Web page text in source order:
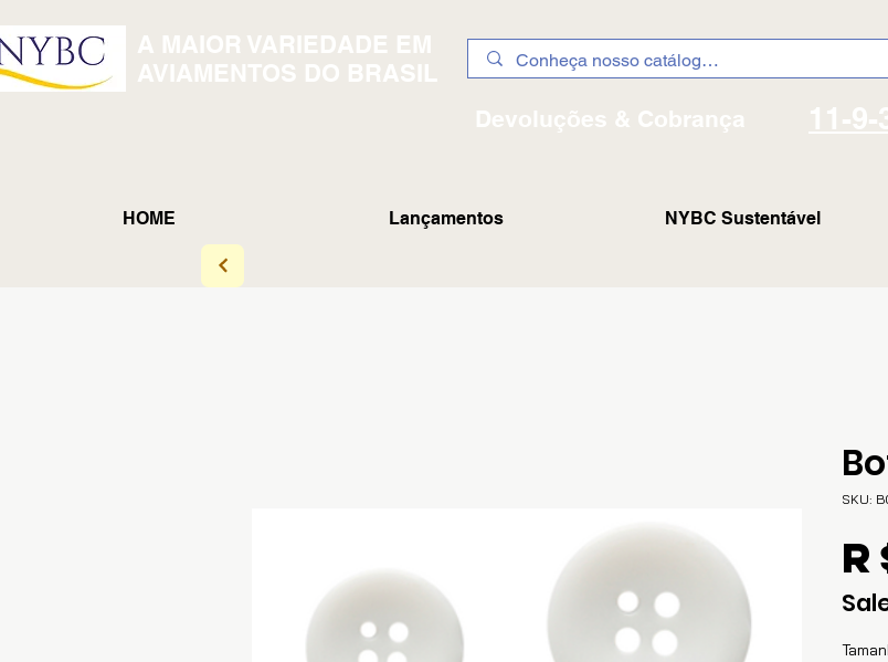
A MAIOR VARIEDADE EM
AVIAMENTOS DO BRASIL
Devoluções & Cobrança 11-9-
SKU:
HOME Lançamentos NYBC Sustentável